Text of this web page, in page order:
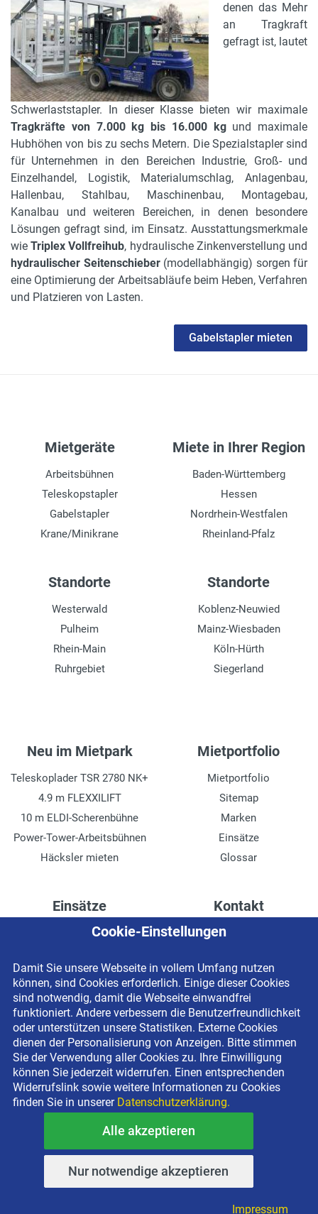
denen das Mehr
an Tragkraft
gefragt ist, lautet
Schwerlaststapler. In dieser Klasse bieten wir maximale
Tragkräfte von 7.000 kg bis 16.000 kgund maximale
Hubhöhen von bis zu sechs Metern. Die Spezialstapler sind
für Unternehmen in den Bereichen Industrie, Groß- und
Einzelhandel, Logistik, Materialumschlag, Anlagenbau,
Hallenbau, Stahlbau, Maschinenbau, Montagebau,
Kanalbau und weiteren Bereichen, in denen besondere
Lösungen gefragt sind, im Einsatz. Ausstattungsmerkmale
wieTriplex Vollfreihub, hydraulische Zinkenverstellung und
hydraulischer Seitenschieber(modellabhängig) sorgen für
eine Optimierung der Arbeitsabläufe beim Heben, Verfahren
und Platzieren von Lasten.
Gabelstapler mieten
Mietgeräte
Arbeitsbühnen
Teleskopstapler
Gabelstapler
Krane/Minikrane
Miete in Ihrer Region
Baden-Württemberg
Hessen
Nordrhein-Westfalen
Rheinland-Pfalz
Standorte
Westerwald
Pulheim
Rhein-Main
Ruhrgebiet
Standorte
Koblenz-Neuwied
Mainz-Wiesbaden
Köln-Hürth
Siegerland
Neu im Mietpark
Teleskoplader TSR 2780 NK+
4.9 m FLEXXILIFT
10 m ELDI-Scherenbühne
Power-Tower-Arbeitsbühnen
Häcksler mieten
Mietportfolio
Mietportfolio
Sitemap
Marken
Einsätze
Glossar
Einsätze
Höhenzugang für
Drainage verlegen
Fassadenreinigung
Terrasse anlegen
Ladenbau
Kontakt
Kontaktformular
Impressum
Datenschutzerklärung
Newsletter-Anmeldung
Copyright © 2026 BEYER-Mietservice KG All rights reserved |
Kostenlose Miethotline 0800 092 99 70
Cookie-Einstellungen
Damit Sie unsere Webseite in vollem Umfang nutzen
können, sind Cookies erforderlich. Einige dieser Cookies
sind notwendig, damit die Webseite einwandfrei
funktioniert. Andere verbessern die Benutzerfreundlichkeit
oder unterstützen unsere Statistiken. Externe Cookies
dienen der Personalisierung von Anzeigen. Bitte stimmen
Sie der Verwendung aller Cookies zu. Ihre Einwilligung
können Sie jederzeit widerrufen. Einen entsprechenden
Widerrufslink sowie weitere Informationen zu Cookies
finden Sie in unserer Datenschutzerklärung.
Alle akzeptieren
Nur notwendige akzeptieren
Impressum